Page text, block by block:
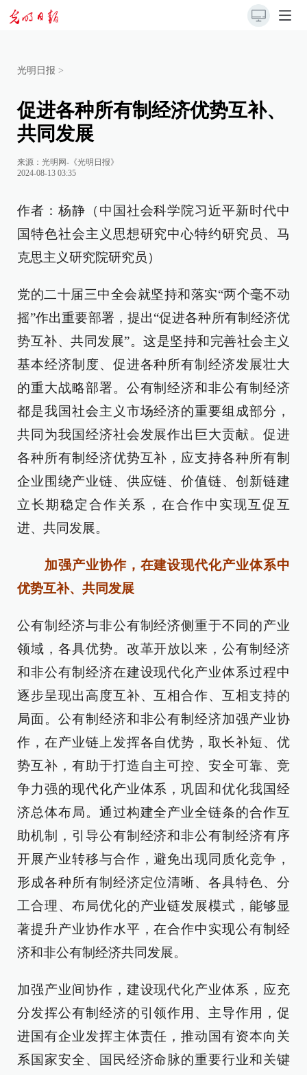
光明日报 >
促进各种所有制经济优势互补、
共同发展
来源： 光明网-《光明日报》
2024-08-13 03:35
作者：杨静（中国社会科学院习近平新时代中
国特色社会主义思想研究中心特约研究员、马
克思主义研究院研究员）
党的二十届三中全会就坚持和落实“两个毫不动
摇”作出重要部署，提出“促进各种所有制经济优
势互补、共同发展”。这是坚持和完善社会主义
基本经济制度、促进各种所有制经济发展壮大
的重大战略部署。公有制经济和非公有制经济
都是我国社会主义市场经济的重要组成部分，
共同为我国经济社会发展作出巨大贡献。促进
各种所有制经济优势互补，应支持各种所有制
企业围绕产业链、供应链、价值链、创新链建
立长期稳定合作关系，在合作中实现互促互
进、共同发展。
加强产业协作，在建设现代化产业体系中
优势互补、共同发展
公有制经济与非公有制经济侧重于不同的产业
领域，各具优势。改革开放以来，公有制经济
和非公有制经济在建设现代化产业体系过程中
逐步呈现出高度互补、互相合作、互相支持的
局面。公有制经济和非公有制经济加强产业协
作，在产业链上发挥各自优势，取长补短、优
势互补，有助于打造自主可控、安全可靠、竞
争力强的现代化产业体系，巩固和优化我国经
济总体布局。通过构建全产业全链条的合作互
助机制，引导公有制经济和非公有制经济有序
开展产业转移与合作，避免出现同质化竞争，
形成各种所有制经济定位清晰、各具特色、分
工合理、布局优化的产业链发展模式，能够显
著提升产业协作水平，在合作中实现公有制经
济和非公有制经济共同发展。
加强产业间协作，建设现代化产业体系，应充
分发挥公有制经济的引领作用、主导作用，促
进国有企业发挥主体责任，推动国有资本向关
系国家安全、国民经济命脉的重要行业和关键